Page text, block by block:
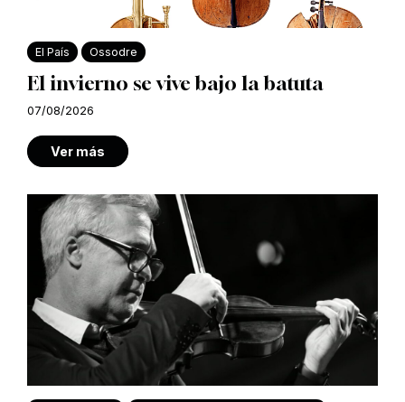
El País Ossodre
El invierno se vive bajo la batuta
07/08/2026
Ver más